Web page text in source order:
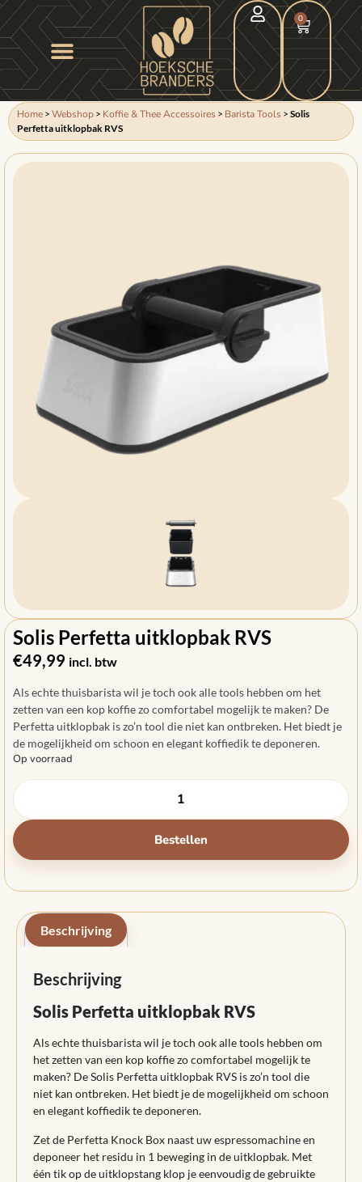
0
Home > Webshop > Koffie & Thee Accessoires > Barista Tools > Solis
Perfetta uitklopbak RVS
Solis Perfetta uitklopbak RVS
€49,99 incl. btw
Als echte thuisbarista wil je toch ook alle tools hebben om het
zetten van een kop koffie zo comfortabel mogelijk te maken? De
Perfetta uitklopbak is zo’n tool die niet kan ontbreken. Het biedt je
de mogelijkheid om schoon en elegant koffiedik te deponeren.
Op voorraad
Bestellen
Beschrijving
Beschrijving
Solis Perfetta uitklopbak RVS
Als echte thuisbarista wil je toch ook alle tools hebben om
het zetten van een kop koffie zo comfortabel mogelijk te
maken? De Solis Perfetta uitklopbak RVS is zo’n tool die
niet kan ontbreken. Het biedt je de mogelijkheid om schoon
en elegant koffiedik te deponeren.
Zet de Perfetta Knock Box naast uw espressomachine en
deponeer het residu in 1 beweging in de uitklopbak. Met
één tik op de uitklopstang klop je eenvoudig de gebruikte